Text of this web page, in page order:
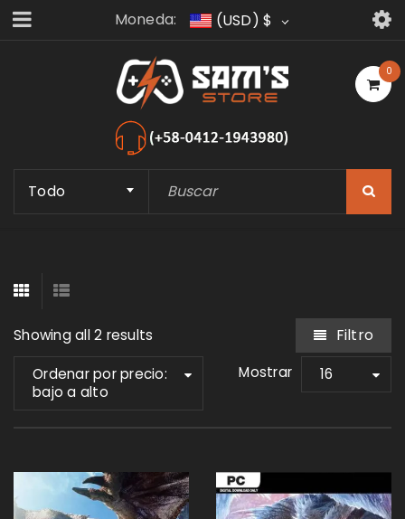
Moneda: (USD)$
0
Todo
Showing all 2 results Filtro
Ordenar por precio:
bajo a alto
Mostrar 16